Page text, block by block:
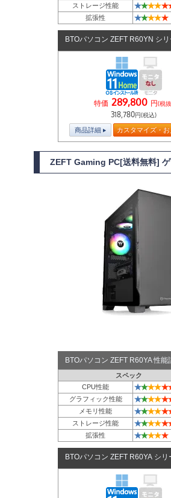
ストレージ性能 ★★★★★
拡張性 ★★★★★
BTOパソコン ZEFT R60YN シ
特価 289,800 円(税
318,780円(税込)
商品詳細 カスタマイズ・
ZEFT Gaming PC[送料無料]
BTOパソコン ZEFT R60YA 性
スペック
CPU性能
★★★★★
グラフィック性能 ★★★★★
メモリ性能 ★★★★★
ストレージ性能 ★★★★★
拡張性 ★★★★★
BTOパソコン ZEFT R60YA シリ